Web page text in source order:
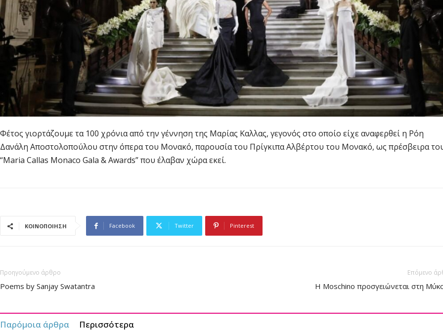
Φέτος γιορτάζουμε τα 100 χρόνια από την γέννηση της Μαρίας Καλλας, γεγονός στο οποίο είχε αναφερθεί η Ρόη
Δανάλη Αποστολοπούλου στην όπερα του Μονακό, παρουσία του Πρίγκιπα Αλβέρτου του Μονακό, ως πρέσβειρα
“Maria Callas Monaco Gala & Awards” που έλαβαν χώρα εκεί.
ΚΟΙΝΟΠΟΙΗΣΗ Facebook Twitter Pinterest
Προηγούμενο άρθρο
Poems by Sanjay Swatantra
Επόμενο
H Moschino προσγειώνεται στη
Παρόμοια άρθρα Περισσότερα